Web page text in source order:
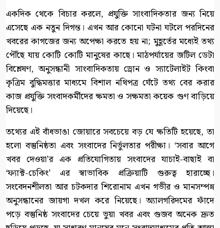
একদিক থেকে বিচার করলে, প্রযুক্তি সাংবাদিকতার জন্য নিয়ে
এসেছে এক নতুন দিগন্ত। এখন আর কোনো ঘটনা ঘটলে পরদিনের
খবরের কাগজের জন্য অপেক্ষা করতে হয় না; মুহূর্তের মধ্যেই তথ্য
পৌঁছে যায় কোটি কোটি মানুষের কাছে। মাঠপর্যায়ের জটিল ডেটা
বিশ্লেষণ, অনুসন্ধানী সাংবাদিকতায় ড্রোন ও স্যাটেলাইট কিংবা
কৃত্রিম বুদ্ধিমত্তার মাধ্যমে বিশাল নথিপত্র ঘেঁটে তথ্য বের করার
কাজ প্রযুক্তি সংবাদকর্মীদের ক্ষমতা ও সক্ষমতা কয়েক গুণ বাড়িয়ে
দিয়েছে।
তথ্যের এই বাঁধভাঙা জোয়ারে সবচেয়ে বড় যে ক্ষতিটি হয়েছে, তা
হলো বস্তুনিষ্ঠতা এবং সংবাদের নির্ভুলতার পরীক্ষা। ‘সবার আগে
খবর দেওয়া’র এক প্রতিযোগিতায় সংবাদের যাচাই-বাছাই বা
‘ফ্যাক্ট-চেকিং’ এর স্বাভাবিক প্রক্রিয়াটি গুরুত্ব হারাচ্ছে।
সংবেদনশীলতা আর চটকদার শিরোনাম এখন গভীর ও মানসম্পন্ন
অনুসন্ধানের জায়গা দখল করে নিয়েছে। অ্যালগরিদমের ফাঁদে
পড়ে বস্তুনিষ্ঠ সংবাদের চেয়ে ভুয়া খবর এবং গুজব অনেক দ্রুত